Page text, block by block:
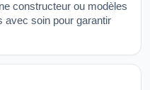
constructeur ou modèles
avec soin pour garantir